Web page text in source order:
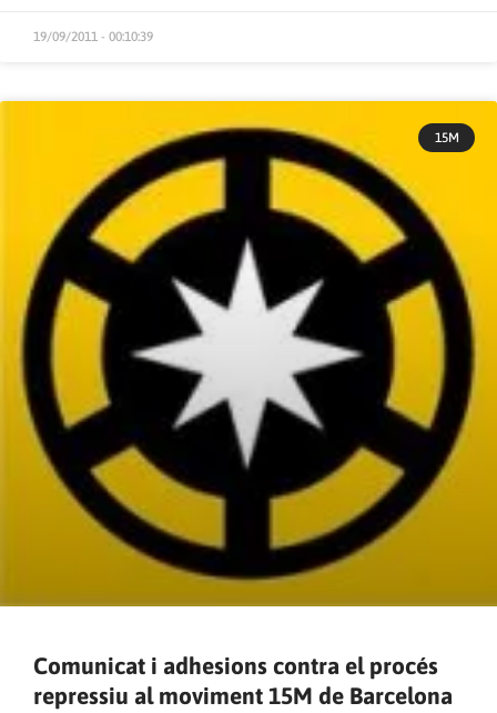
19/09/2011 - 00:10:39
15M
Comunicat i adhesions contra el procés
repressiu al moviment 15M de Barcelona